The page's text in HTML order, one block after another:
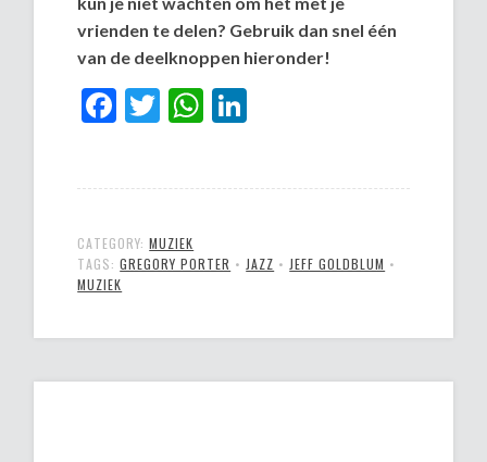
vrienden te delen? Gebruik dan snel één
van de deelknoppen hieronder!
Facebook
TwitterWhatsApp
CATEGORY:MUZIEK
TAGS:GREGORY PORTER • JAZZ • JEFF GOLDBLUM •
MUZIEK